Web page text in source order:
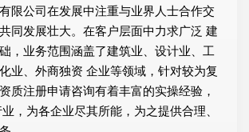
限公司在发展中注重与业界人士合作交
同发展壮大。在客户层面中力求广泛 建
，业务范围涵盖了建筑业、设计业、工
业、外商独资 企业等领域，针对较为复
质注册申请咨询有着丰富的实操经验，
，为各企业尽其所能，为之提供合理、